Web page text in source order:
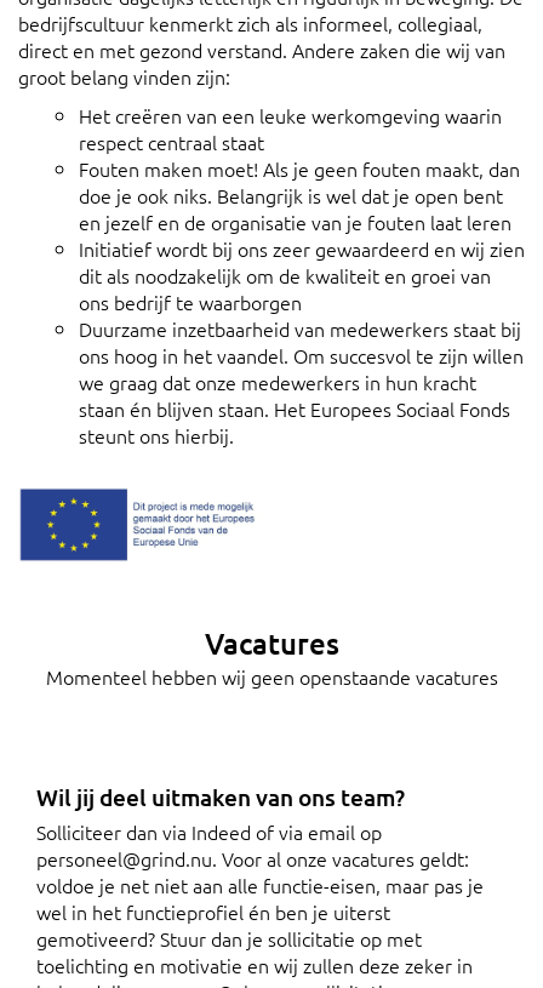
bedrijfscultuur kenmerkt zich als informeel, collegiaal,
direct en met gezond verstand. Andere zaken die wij van
groot belang vinden zijn:
Het creëren van een leuke werkomgeving waarin
respect centraal staat
Fouten maken moet! Als je geen fouten maakt, dan
doe je ook niks. Belangrijk is wel dat je open bent
en jezelf en de organisatie van je fouten laat leren
Initiatief wordt bij ons zeer gewaardeerd en wij zien
dit als noodzakelijk om de kwaliteit en groei van
ons bedrijf te waarborgen
Duurzame inzetbaarheid van medewerkers staat bij
ons hoog in het vaandel. Om succesvol te zijn willen
we graag dat onze medewerkers in hun kracht
staan én blijven staan. Het Europees Sociaal Fonds
steunt ons hierbij.
Vacatures
Momenteel hebben wij geen openstaande vacatures
Wil jij deel uitmaken van ons team?
Solliciteer dan via Indeed of via email op
personeel@grind.nu. Voor al onze vacatures geldt:
voldoe je net niet aan alle functie-eisen, maar pas je
wel in het functieprofiel én ben je uiterst
gemotiveerd? Stuur dan je sollicitatie op met
toelichting en motivatie en wij zullen deze zeker in